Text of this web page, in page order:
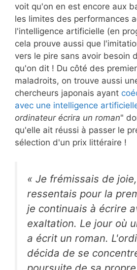
voit qu'on en est encore aux
les limites des performances
l'intelligence artificielle (en
cela prouve aussi que
vers le pire sans avoir besoin
qu'on dit ! Du côté des
maladroits, on trouve aussi
chercheurs japonais ayant
avec une intelligence
ordinateur écrira un roman"
qu'elle ait réussi à passer le
sélection d'un prix littéraire !
« Je frémissais de
ressentais pour la
je continuais à écrire
exaltation. Le jour où
a écrit un roman.
décida de se